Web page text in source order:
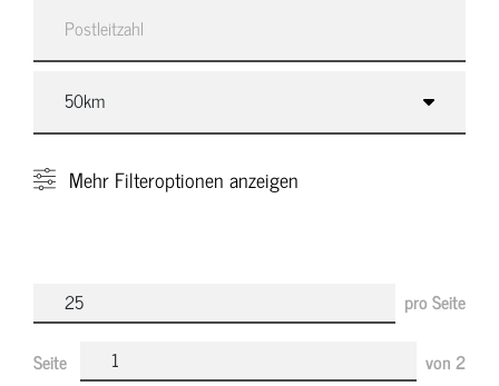
Mehr Filteroptionen anzeigen
pro Seite
Seite von2